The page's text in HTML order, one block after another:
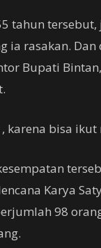
tahun
ia rasakan.
Bupati
, karena bisa
Karya
98